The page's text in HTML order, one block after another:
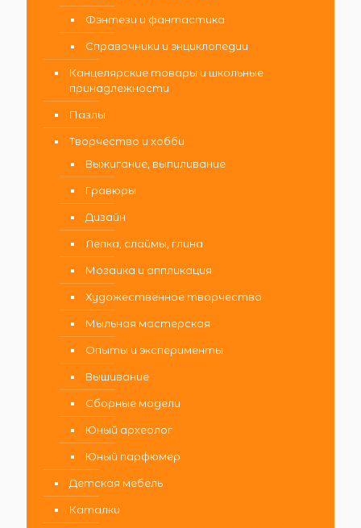
Фэнтези и фантастика
Справочники и энциклопедии
Канцелярские товары и школьные
принадлежности
Пазлы
Творчество и хобби
Выжигание, выпиливание
Гравюры
Дизайн
Лепка, слаймы, глина
Мозаика и аппликация
Художественное творчество
Мыльная мастерская
Опыты и эксперименты
Вышивание
Сборные модели
Юный археолог
Юный парфюмер
Детская мебель
Каталки